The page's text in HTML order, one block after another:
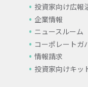
投資家向け広報
企業情報
ニュースルーム
コーポレートガ
情報請求
投資家向けキッ